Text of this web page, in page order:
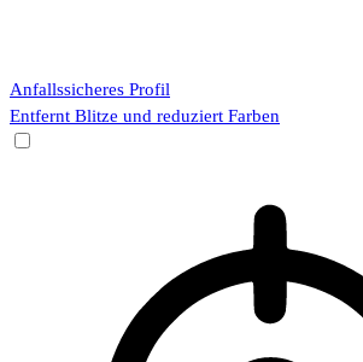
Anfallssicheres Profil
Entfernt Blitze und reduziert Farben